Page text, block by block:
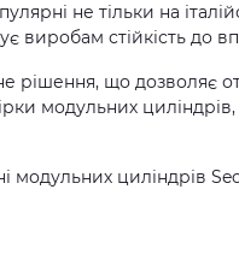
не тільки на
виробам стійкість до
рішення, що дозволяє
модульних
модульних циліндрів